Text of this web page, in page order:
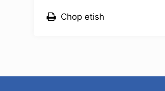
Chop etish